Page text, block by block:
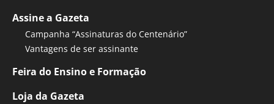
Assine a Gazeta
Campanha “Assinaturas do Centenário”
Vantagens de ser assinante
Feira do Ensino e Formação
Loja da Gazeta